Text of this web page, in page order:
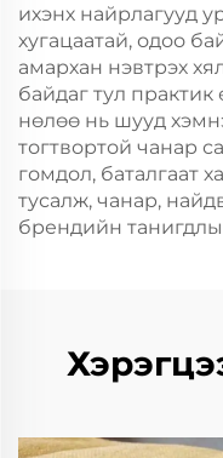
ихэнх найрлагууд
хугацаатай, одоо
амархан нэвтрэх
байдаг тул
нөлөө нь шууд
тогтвортой чанар
гомдол, баталгаат
тусалж, чанар,
брендийн